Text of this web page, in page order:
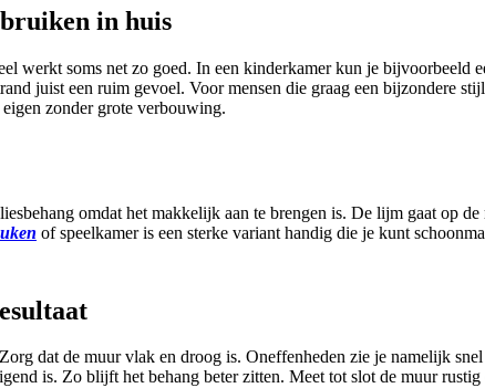
in huis
werkt soms net zo goed. In een kinderkamer kun je bijvoorbeeld
juist een ruim gevoel. Voor mensen die graag een bijzondere
zonder grote verbouwing.
omdat het makkelijk aan te brengen is. De lijm gaat op
of speelkamer is een sterke variant handig die je kunt
dat de muur vlak en droog is. Oneffenheden zie je namelijk
is. Zo blijft het behang beter zitten. Meet tot slot de muur